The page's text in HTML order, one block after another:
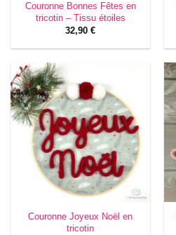
Couronne Bonnes Fêtes en
tricotin – Tissu étoiles
32,90 €
Couronne Joyeux Noël en
tricotin